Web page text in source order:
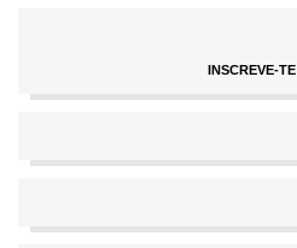
INSCREVE-TE